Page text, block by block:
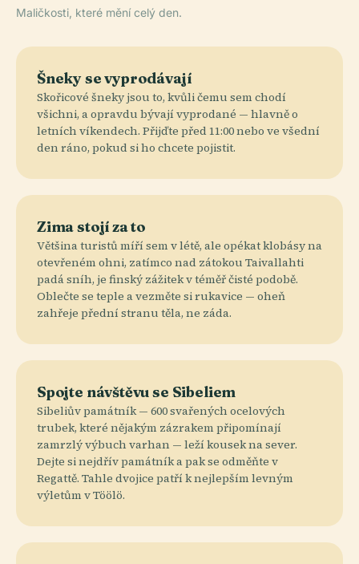
Maličkosti, které mění celý den.
Šneky se vyprodávají
Skořicové šneky jsou to, kvůli čemu sem chodí
všichni, a opravdu bývají vyprodané — hlavně o
letních víkendech. Přijďte před 11:00 nebo ve všední
den ráno, pokud si ho chcete pojistit.
Zima stojí za to
Většina turistů míří sem v létě, ale opékat klobásy na
otevřeném ohni, zatímco nad zátokou Taivallahti
padá sníh, je finský zážitek v téměř čisté podobě.
Oblečte se teple a vezměte si rukavice — oheň
zahřeje přední stranu těla, ne záda.
Spojte návštěvu se Sibeliem
Sibeliův památník — 600 svařených ocelových
trubek, které nějakým zázrakem připomínají
zamrzlý výbuch varhan — leží kousek na sever.
Dejte si nejdřív památník a pak se odměňte v
Regattě. Tahle dvojice patří k nejlepším levným
výletům v Töölö.